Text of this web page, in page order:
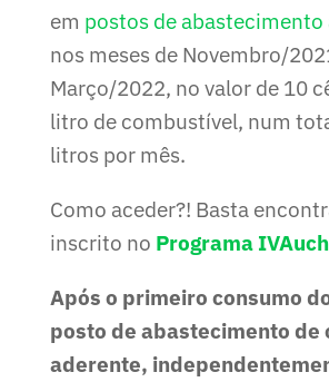
em postos de abastecimento
nos meses de Novembro/
Março/2022, no valor de 10
litro de combustível, num
litros por mês.
Como aceder?! Basta
inscrito no Programa
Após o primeiro consumo
posto de abastecimento de
aderente,